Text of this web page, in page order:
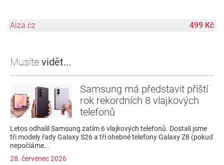
Alza.cz 499 Kč
Musíte vidět...
Samsung má představit příští
rok rekordních 8 vlajkových
telefonů
Letos odhalil Samsung zatím 6 vlajkových telefonů. Dostali jsme
tři modely řady Galaxy S26 a tři ohebné telefony Galaxy Z8 (pokud
nepočíáme...
28. červenec 2026